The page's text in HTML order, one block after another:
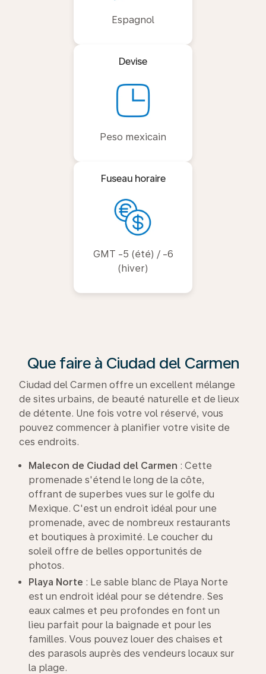
Espagnol
Devise
Peso mexicain
Fuseau horaire
GMT -5 (été) / -6
(hiver)
Que faire à Ciudad del Carmen
Ciudad del Carmen offre un excellent mélange
de sites urbains, de beauté naturelle et de lieux
de détente. Une fois votre vol réservé, vous
pouvez commencer à planifier votre visite de
ces endroits.
Malecon de Ciudad del Carmen : Cette
promenade s'étend le long de la côte,
offrant de superbes vues sur le golfe du
Mexique. C'est un endroit idéal pour une
promenade, avec de nombreux restaurants
et boutiques à proximité. Le coucher du
soleil offre de belles opportunités de
photos.
Playa Norte : Le sable blanc de Playa Norte
est un endroit idéal pour se détendre. Ses
eaux calmes et peu profondes en font un
lieu parfait pour la baignade et pour les
familles. Vous pouvez louer des chaises et
des parasols auprès des vendeurs locaux sur
la plage.